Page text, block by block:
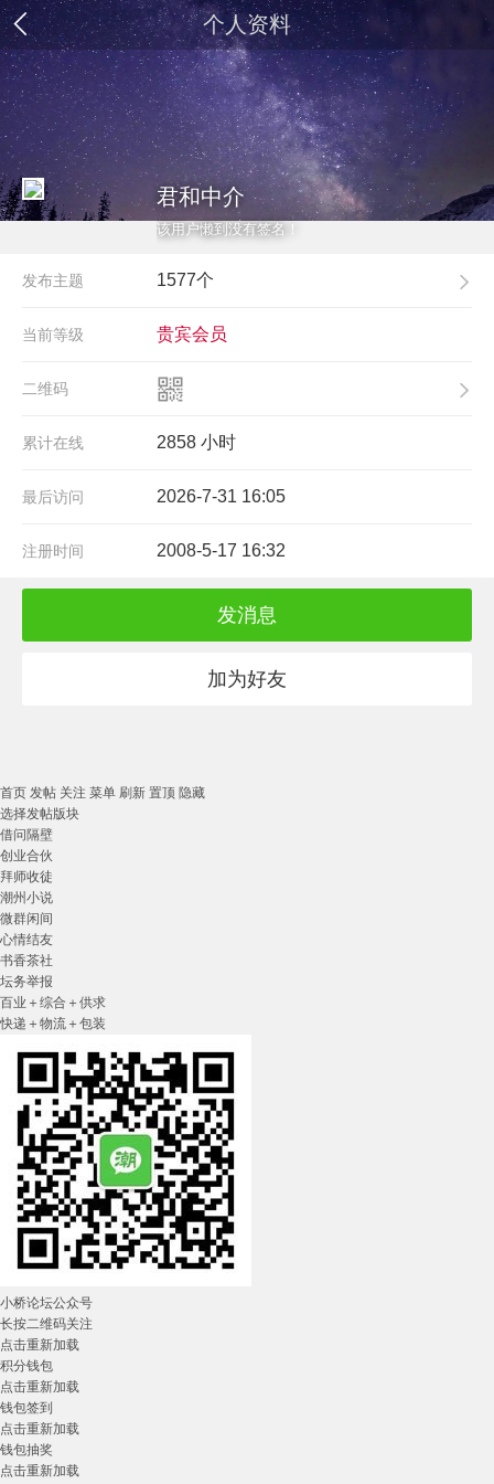
个人资料
君和中介
该用户懒到没有签名！
1577个
发布主题
贵宾会员
当前等级
二维码
2858 小时
累计在线
2026-7-31 16:05
最后访问
2008-5-17 16:32
注册时间
发消息
加为好友
首页 发帖 关注 菜单 刷新 置顶 隐藏
选择发帖版块
借问隔壁
创业合伙
拜师收徒
潮州小说
微群闲间
心情结友
书香茶社
坛务举报
百业＋综合＋供求
快递＋物流＋包装
小桥论坛公众号
长按二维码关注
点击重新加载
积分钱包
点击重新加载
钱包签到
点击重新加载
钱包抽奖
点击重新加载